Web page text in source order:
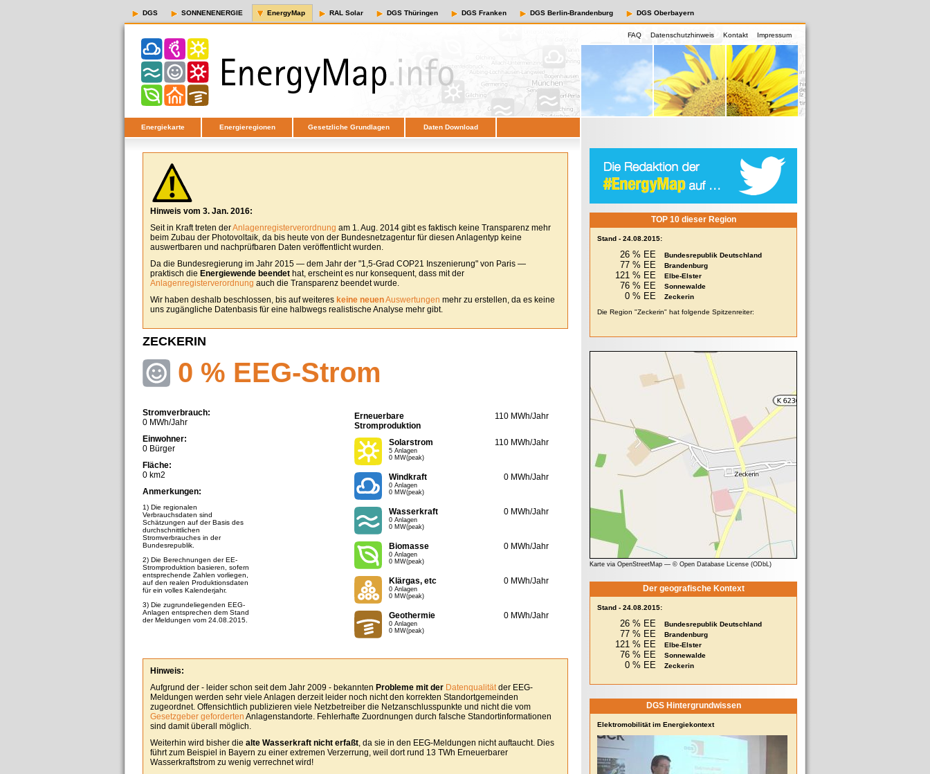
DGS SONNENENERGIE EnergyMap RAL Solar DGS Thüringen DGS Franken DGS Berlin-Brandenburg DGS Oberbayern
FAQ Datenschutzhinweis Kontakt Impressum
Energiekarte Energieregionen Gesetzliche Grundlagen Daten Download
Hinweis vom 3. Jan. 2016:
Seit in Kraft treten derAnlagenregisterverordnung am 1. Aug. 2014 gibt es faktisch keine Transparenz mehr
beim Zubau der Photovoltaik, da bis heute von der Bundesnetzagentur für diesen Anlagentyp keine
auswertbaren und nachprüfbaren Daten veröffentlicht wurden.
Da die Bundesregierung im Jahr 2015 — dem Jahr der "1,5-Grad COP21 Inszenierung" von Paris —
praktisch die Energiewende beendet hat, erscheint es nur konsequent, dass mit der
Anlagenregisterverordnung auch die Transparenz beendet wurde.
Wir haben deshalb beschlossen, bis auf weiteres keine neuenAuswertungen mehr zu erstellen, da es keine
uns zugängliche Datenbasis für eine halbwegs realistische Analyse mehr gibt.
ZECKERIN
0 % EEG-Strom
Stromverbrauch:
0 MWh/Jahr
Einwohner:
0 Bürger
Fläche:
0 km2
Anmerkungen:
1) Die regionalen
Verbrauchsdaten sind
Schätzungen auf der Basis des
durchschnittlichen
Stromverbrauches in der
Bundesrepublik.
2) Die Berechnungen der EE-
Stromproduktion basieren, sofern
entsprechende Zahlen vorliegen,
auf den realen Produktionsdaten
für ein volles Kalenderjahr.
3) Die zugrundeliegenden EEG-
Anlagen entsprechen dem Stand
der Meldungen vom 24.08.2015.
Erneuerbare
Stromproduktion
110 MWh/Jahr
Solarstrom
5 Anlagen
0 MW(peak)
110 MWh/Jahr
Windkraft
0 Anlagen
0 MW(peak)
0 MWh/Jahr
Wasserkraft
0 Anlagen
0 MW(peak)
0 MWh/Jahr
Biomasse
0 Anlagen
0 MW(peak)
0 MWh/Jahr
Klärgas, etc
0 Anlagen
0 MW(peak)
0 MWh/Jahr
Geothermie
0 Anlagen
0 MW(peak)
0 MWh/Jahr
Hinweis:
Aufgrund der - leider schon seit dem Jahr 2009 - bekannten Probleme mit der Datenqualitätder EEG-
Meldungen werden sehr viele Anlagen derzeit leider noch nicht den korrekten Standortgemeinden
zugeordnet. Offensichtlich publizieren viele Netzbetreiber die Netzanschlusspunkte und nicht die vom
Gesetzgeber geforderten Anlagenstandorte. Fehlerhafte Zuordnungen durch falsche Standortinformationen
sind damit überall möglich.
Weiterhin wird bisher die alte Wasserkraft nicht erfaßt, da sie in den EEG-Meldungen nicht auftaucht. Dies
führt zum Beispiel in Bayern zu einer extremen Verzerrung, weil dort rund 13 TWh Erneuerbarer
Wasserkraftstrom zu wenig verrechnet wird!
TOP 10 dieser Region
Stand - 24.08.2015:
26 % EE Bundesrepublik Deutschland
77 % EE Brandenburg
121 % EE Elbe-Elster
76 % EE Sonnewalde
0 % EE
Zeckerin
Die Region "Zeckerin" hat folgende Spitzenreiter:
Karte via OpenStreetMap — © Open Database License (ODbL)
Der geografische Kontext
Stand - 24.08.2015:
26 % EE Bundesrepublik Deutschland
77 % EE Brandenburg
121 % EE Elbe-Elster
76 % EE Sonnewalde
0 % EE Zeckerin
DGS Hintergrundwissen
Elektromobilität im Energiekontext